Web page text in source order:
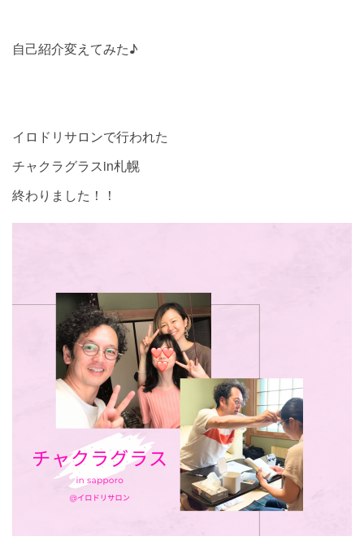
自己紹介変えてみた♪
イロドリサロンで行われた
チャクラグラスin札幌
終わりました！！